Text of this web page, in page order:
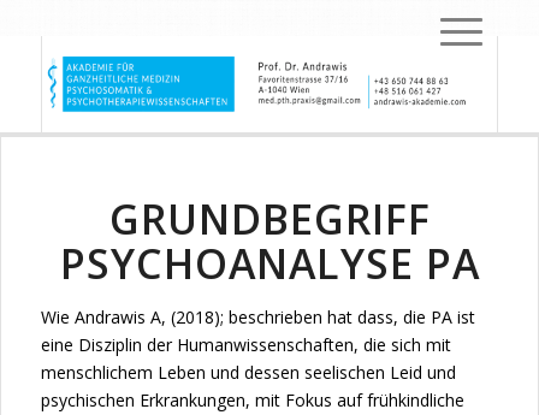
GRUNDBEGRIFF
PSYCHOANALYSE PA
Wie Andrawis A, (2018); beschrieben hat dass, die PA ist
eine Disziplin der Humanwissenschaften, die sich mit
menschlichem Leben und dessen seelischen Leid und
psychischen Erkrankungen, mit Fokus auf frühkindliche